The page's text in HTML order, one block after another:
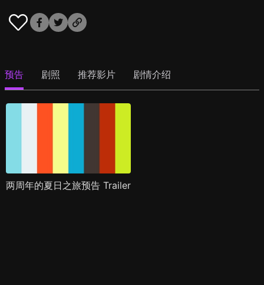
预告 剧照 推荐影片 剧情介绍
两周年的夏日之旅预告 Trailer